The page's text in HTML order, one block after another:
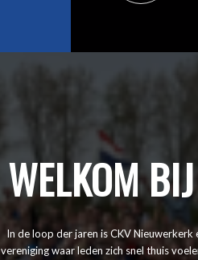
WELKOM
In de loop der jaren is CKV
vereniging waar leden zich snel thuis